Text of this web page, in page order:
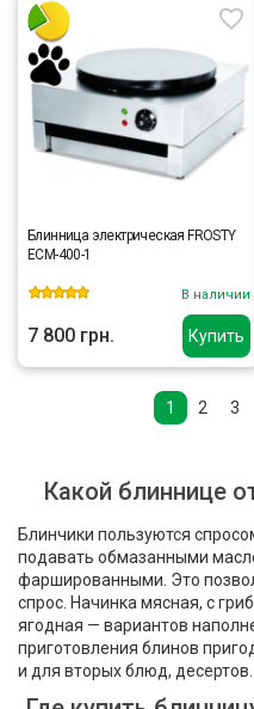
Купить
Блинница электрическая FROSTY
ECM-400-1
В наличии
7 800 грн.
1 2 3
Какой блиннице
Блинчики пользуются
подавать обмазанными
фаршированными. Это
спрос. Начинка мясная, с
ягодная — вариантов
приготовления блинов
и для вторых блюд, десертов.